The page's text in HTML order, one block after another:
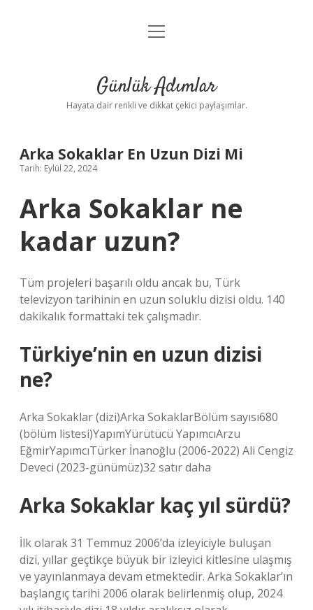
Anasayfa
Yasal Uyarı
menüyü
Günlük Adımlar
Hayata dair renkli ve dikkat çekici paylaşımlar.
Arka Sokaklar En Uzun Dizi Mi
Tarih: Eylül 22, 2024
Arka Sokaklar ne
kadar uzun?
Tüm projeleri başarılı oldu ancak bu, Türk
televizyon tarihinin en uzun soluklu dizisi oldu. 140
dakikalık formattaki tek çalışmadır.
Türkiye’nin en uzun dizisi
ne?
Arka Sokaklar (dizi)Arka SokaklarBölüm sayısı680
(bölüm listesi)YapımYürütücü YapımcıArzu
EğmirYapımcıTürker İnanoğlu (2006-2022) Ali Cengiz
Deveci (2023-günümüz)32 satır daha
Arka Sokaklar kaç yıl sürdü?
İlk olarak 31 Temmuz 2006’da izleyiciyle buluşan
dizi, yıllar geçtikçe büyük bir izleyici kitlesine ulaşmış
ve yayınlanmaya devam etmektedir. Arka Sokaklar’ın
başlangıç ​​tarihi 2006 olarak belirlenmiş olup, 2024